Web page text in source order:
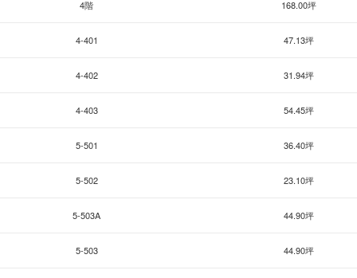
4階 168.00坪
4-401 47.13坪
4-402 31.94坪
4-403 54.45坪
5-501 36.40坪
5-502 23.10坪
5-503A 44.90坪
5-503 44.90坪